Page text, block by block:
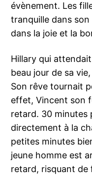
évènement. Les
tranquille dans
dans la joie et la
Hillary qui
beau jour de sa
Son rêve tournait
effet, Vincent son
retard. 30 minutes
directement à la
petites minutes
jeune homme est
retard, risquant de